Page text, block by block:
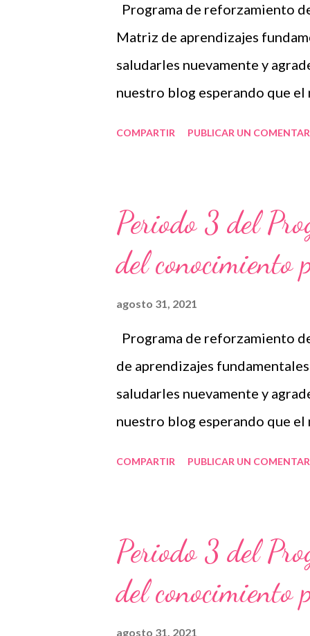
Agradecemos con mucho
material que sin duda alguna
que nosotros ú...
Programa de reforzamiento
Matriz de aprendizajes
saludarles nuevamente y
nuestro blog esperando que el
podemos trabajar y las
asignaturas de español,
conoce como matriz de
forma parte del programa de
Agradecemos con mucho
material que sin duda alguna
que nosotros únicam...
COMPARTIR PUBLICAR UN
Periodo 3 del
del conocimiento
agosto 31, 2021
Programa de reforzamiento
de aprendizajes
saludarles nuevamente y
nuestro blog esperando que el
podemos trabajar y las
asignaturas de español,
conoce como matriz de
COMPARTIR PUBLICAR UN
Periodo 3 del
del conocimiento
agosto 31, 2021